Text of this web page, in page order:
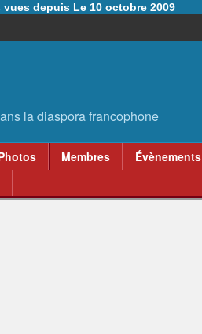
depuis Le 10 octobre 2009
Membres Évènements